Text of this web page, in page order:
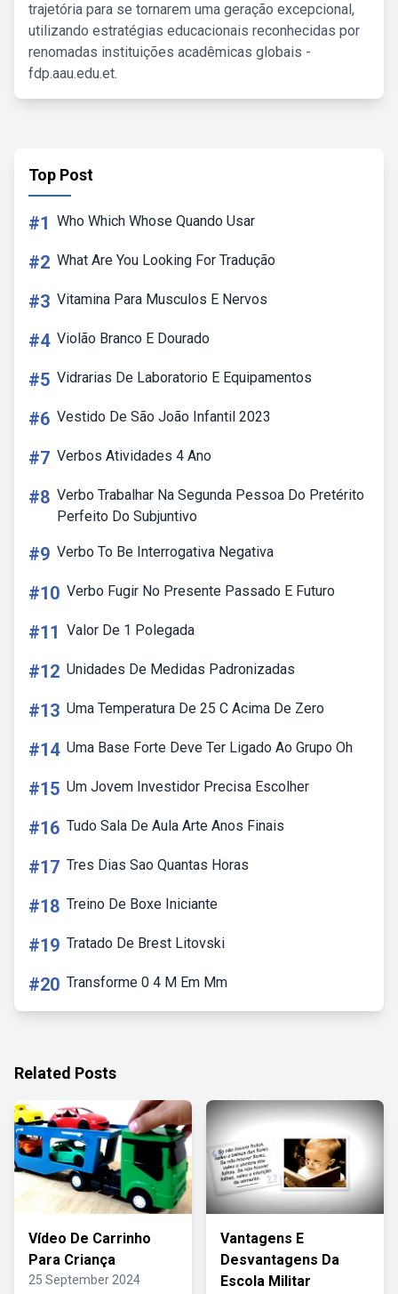
trajetória para se tornarem uma geração excepcional,
utilizando estratégias educacionais reconhecidas por
renomadas instituições acadêmicas globais -
fdp.aau.edu.et.
Top Post
#1 Who Which Whose Quando Usar
#2 What Are You Looking For Tradução
#3 Vitamina Para Musculos E Nervos
#4 Violão Branco E Dourado
#5 Vidrarias De Laboratorio E Equipamentos
#6 Vestido De São João Infantil 2023
#7 Verbos Atividades 4 Ano
#8 Verbo Trabalhar Na Segunda Pessoa Do Pretérito
Perfeito Do Subjuntivo
#9 Verbo To Be Interrogativa Negativa
#10 Verbo Fugir No Presente Passado E Futuro
#11 Valor De 1 Polegada
#12 Unidades De Medidas Padronizadas
#13 Uma Temperatura De 25 C Acima De Zero
#14 Uma Base Forte Deve Ter Ligado Ao Grupo Oh
#15 Um Jovem Investidor Precisa Escolher
#16 Tudo Sala De Aula Arte Anos Finais
#17 Tres Dias Sao Quantas Horas
#18 Treino De Boxe Iniciante
#19 Tratado De Brest Litovski
#20 Transforme 0 4 M Em Mm
Related Posts
Vídeo De Carrinho
Para Criança
25 September 2024
Vantagens E
Desvantagens Da
Escola Militar